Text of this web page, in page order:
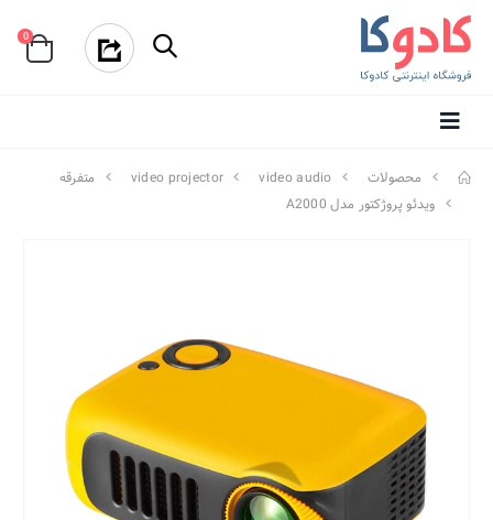
0
محصولات video audio
video projector
متفرقه
ویدئو پروژکتور مدل A2000